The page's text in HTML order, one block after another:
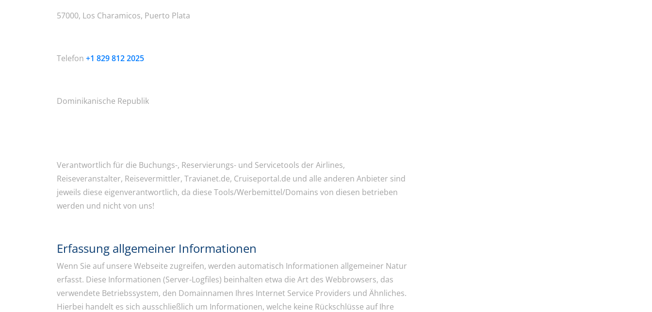
57000, Los Charamicos, Puerto Plata
Telefon +1 829 812 2025
Dominikanische Republik
Verantwortlich für die Buchungs-, Reservierungs- und Servicetools der Airlines,
Reiseveranstalter, Reisevermittler, Travianet.de, Cruiseportal.de und alle anderen Anbieter sind
jeweils diese eigenverantwortlich, da diese Tools/Werbemittel/Domains von diesen betrieben
werden und nicht von uns!
Erfassung allgemeiner Informationen
Wenn Sie auf unsere Webseite zugreifen, werden automatisch Informationen allgemeiner Natur
erfasst. Diese Informationen (Server-Logfiles) beinhalten etwa die Art des Webbrowsers, das
verwendete Betriebssystem, den Domainnamen Ihres Internet Service Providers und Ähnliches.
Hierbei handelt es sich ausschließlich um Informationen, welche keine Rückschlüsse auf Ihre